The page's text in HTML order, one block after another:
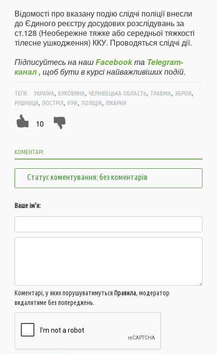
Відомості про вказану подію слідчі поліції внесли
до Єдиного реєстру досудових розслідувань за
ст.128 (Необережне тяжке або середньої тяжкості
тілесне ушкодження) ККУ. Проводяться слідчі дії.
Підписуйтесь на нашFacebookта Telegram-
канал, щоб бути в курсі найважливіших подій.
ТЕГИ: УКРАЇНА, БУКОВИНА, ЧЕРНІВЕЦЬКА ОБЛАСТЬ, ТРАВМА, ЗБРОЯ,
РУШНИЦЯ, ПОСТРІЛ, ІГРИ, ПОЛІЦІЯ, ЛІКАРНЯ
10
КОМЕНТАРІ:
Статус коментування: без коментарів
Ваше ім'я:
Коментарі, у яких порушуватимуться Правила, модератор
видалятиме без попереджень.